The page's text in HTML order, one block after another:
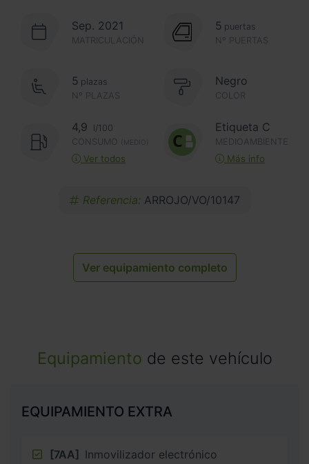
Sep. 2021
MATRICULACIÓN Nº PUERTAS
5 puertas
Nº PLAZAS
5 plazas Negro
COLOR
4,9
l/100
CONSUMO
(MEDIO)
Ver todos
Etiqueta C
MEDIOAMBIENTE
Más info
Referencia: ARROJO/VO/10147
Ver equipamiento completo
Equipamiento de este vehículo
EQUIPAMIENTO EXTRA
[7AA] Inmovilizador electrónico